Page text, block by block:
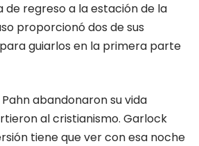
de regreso a la estación de la
proporcionó dos de sus
guiarlos en la primera parte
abandonaron su vida
al cristianismo. Garlock
tiene que ver con esa noche